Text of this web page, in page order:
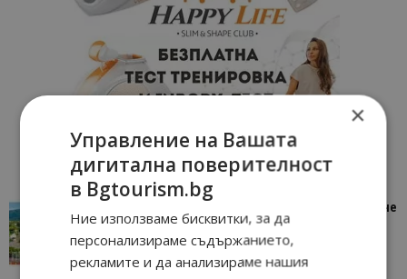
“Пощенска картичка от…”: Петрич – Изживяване
отвъд очакваното
Петрич 11/07/2026 11:22
×
Управление на Вашата
дигитална поверителност
в Bgtourism.bg
Ние използваме бисквитки, за да
персонализираме съдържанието,
рекламите и да анализираме нашия